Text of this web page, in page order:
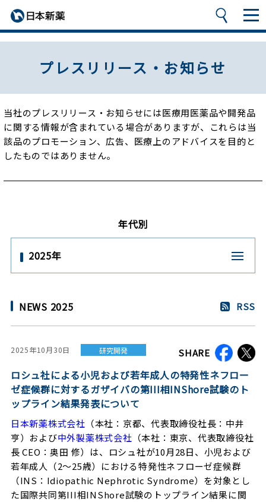
プレスリリース・お知らせ
当社のプレスリリース・お知らせには医療用医薬品や開発品
に関する情報が含まれている場合がありますが、
これらは当
該品のプロモーション、広告、医療上のアドバイスを目的と
したものではありません。
年代別
2025年
NEWS 2025 RSS
2025年10月30日 研究開発 SHARE
ロシュ社による小児および若年成人の特発性ネフロー
ゼ症候群に対するガザイバの第III相INShore試験のト
ップライン結果発表について
日本新薬株式会社 （本社：京都、代表取締役社長：中井
亨）および中外製薬株式会社 （本社：東京、代表取締役社
長 CEO：奥田 修）は、ロシュ社が10月28日、小児および
若年成人（2〜25歳）における特発性ネフローゼ症候群
（INS：Idiopathic Nephrotic Syndrome）を対象とし
た国際共同第III相INShore試験のトップライン結果に関